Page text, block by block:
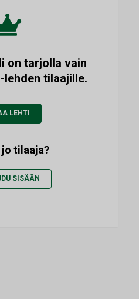
on tarjolla vain
tilaajille.
LEHTI
tilaaja?
SISÄÄN